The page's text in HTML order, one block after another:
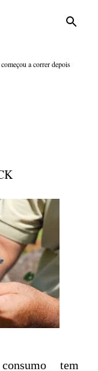
a correr depois
tem